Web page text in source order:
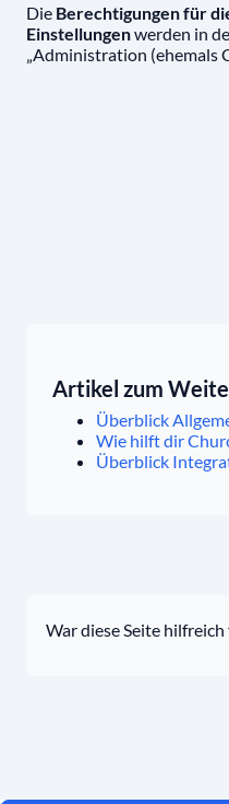
Die Berechtigungen für
Einstellungenwerden in
„Administration (ehemals
Artikel zum
Überblick
Wie hilft dir
Überblick
War diese Seite hilfreich